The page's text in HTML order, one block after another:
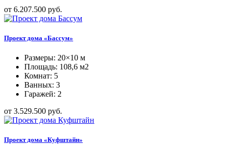
от 6.207.500 руб.
Проект дома «Бассум»
Размеры: 20×10 м
Площадь: 108,6 м2
Комнат: 5
Ванных: 3
Гаражей: 2
от 3.529.500 руб.
Проект дома «Куфштайн»